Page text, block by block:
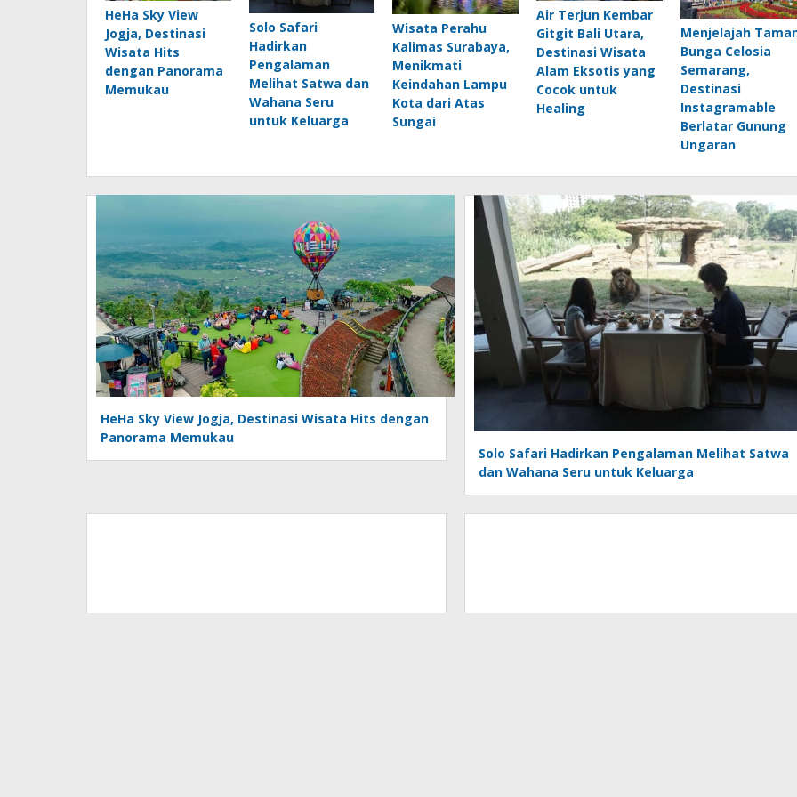
HeHa Sky View
Jogja, Destinasi
Wisata Hits
dengan Panorama
Memukau
Solo Safari
Hadirkan
Pengalaman
Melihat Satwa dan
Wahana Seru
untuk Keluarga
Wisata Perahu
Kalimas Surabaya,
Menikmati
Keindahan Lampu
Kota dari Atas
Sungai
Air Terjun Kembar
Gitgit Bali Utara,
Destinasi Wisata
Alam Eksotis yang
Cocok untuk
Healing
Menjelajah
Bunga Celosia
Semarang,
Destinasi
Instagramable
Berlatar Gunung
Ungaran
HeHa Sky View Jogja, Destinasi Wisata Hits dengan
Panorama Memukau
Solo Safari Hadirkan Pengalaman Melihat Satwa
dan Wahana Seru untuk Keluarga